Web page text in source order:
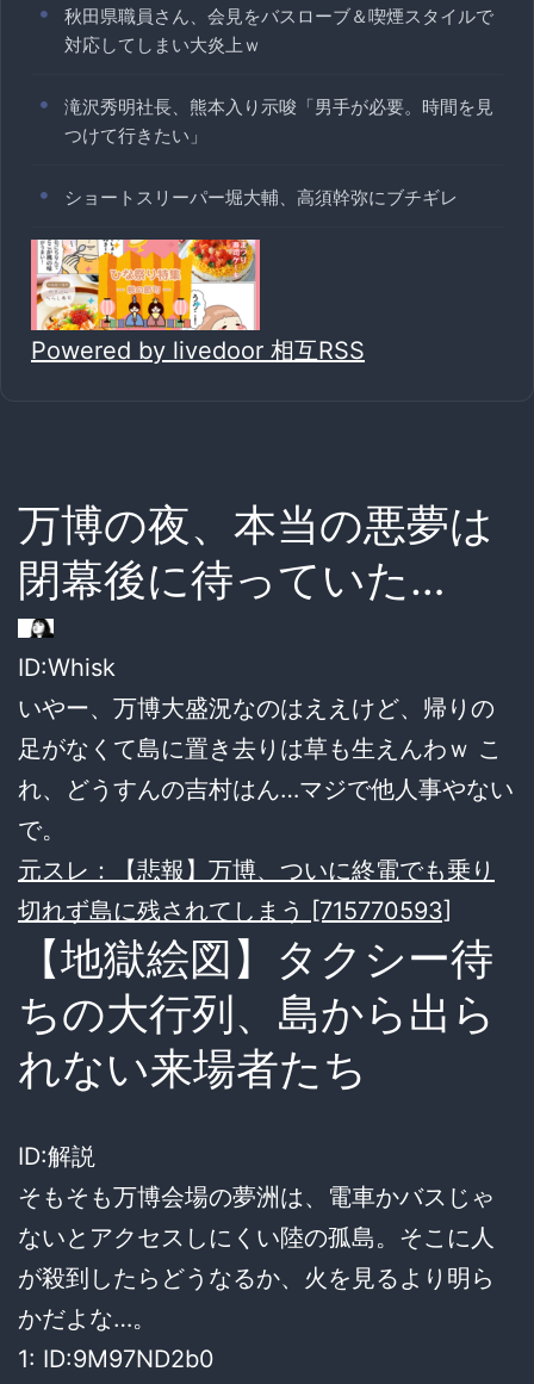
秋田県職員さん、会見をバスローブ＆喫煙スタイルで
対応してしまい大炎上ｗ
滝沢秀明社長、熊本入り示唆「男手が必要。時間を見
つけて行きたい」
ショートスリーパー堀大輔、高須幹弥にブチギレ
Powered by livedoor 相互RSS
万博の夜、本当の悪夢は
閉幕後に待っていた…
ID:Whisk
いやー、万博大盛況なのはええけど、帰りの
足がなくて島に置き去りは草も生えんわｗ こ
れ、どうすんの吉村はん…マジで他人事やない
で。
元スレ：【悲報】万博、ついに終電でも乗り
切れず島に残されてしまう [715770593]
【地獄絵図】タクシー待
ちの大行列、島から出ら
れない来場者たち
ID:解説
そもそも万博会場の夢洲は、電車かバスじゃ
ないとアクセスしにくい陸の孤島。そこに人
が殺到したらどうなるか、火を見るより明ら
かだよな…。
1: ID:9M97ND2b0